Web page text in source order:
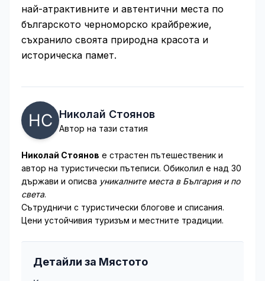
най-атрактивните и автентични места по
българското черноморско крайбрежие,
съхранило своята природна красота и
историческа памет.
Николай Стоянов
Автор на тази статия
Николай Стоянов е страстен пътешественик и
автор на туристически пътеписи. Обиколил е над 30
държави и описва уникалните места в България и по
света.
Сътрудничи с туристически блогове и списания.
Цени устойчивия туризъм и местните традиции.
Детайли за Мястото